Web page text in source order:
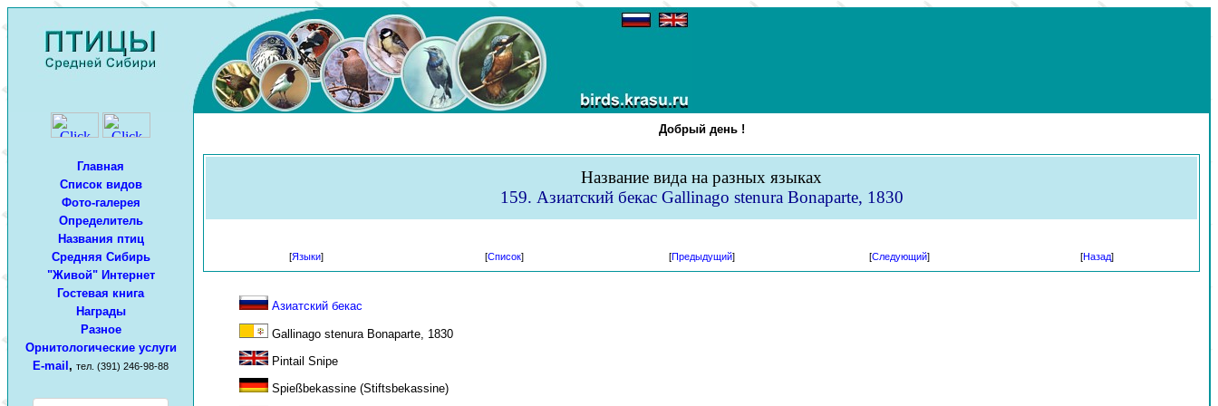
Главная
Список видов
Фото-галерея
Определитель
Названия птиц
Средняя Сибирь
"Живой" Интернет
Гостевая книга
Награды
Разное
Орнитологические услуги
E-mail , тел. (391) 246-98-88
Добрый день !
Название вида на разных языках
159. Азиатский бекас Gallinago stenura Bonaparte, 1830
[Языки] [Список] [Предыдущий] [Следующий] [Назад]
Азиатский бекас
Gallinago stenura Bonaparte, 1830
Pintail Snipe
Spießbekassine (Stiftsbekassine)